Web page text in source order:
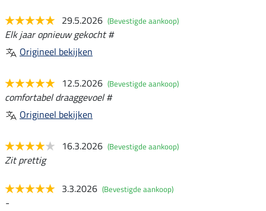
29.5.2026 (Bevestigde aankoop)
Elk jaar opnieuw gekocht #
Origineel bekijken
12.5.2026 (Bevestigde aankoop)
comfortabel draaggevoel #
Origineel bekijken
16.3.2026 (Bevestigde aankoop)
Zit prettig
3.3.2026 (Bevestigde aankoop)
-